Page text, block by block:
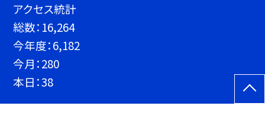
アクセス統計
総数： 16,264
今年度：6,182
今月：280
本日：38